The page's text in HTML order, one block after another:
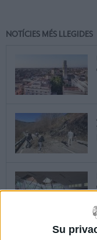
Su
NOTÍCIES MÉS LLEGIDES